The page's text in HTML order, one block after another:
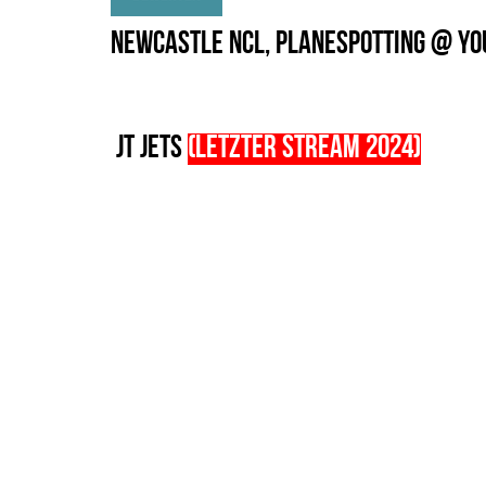
Newcastle NCL, Planespotting @
JT Jets (letzter stream 2024)